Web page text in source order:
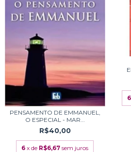
PENSAMENTO DE EMMANUEL,
O ESPECIAL - MAR...
R$40,00
6 x de R$6,67 sem juros
6